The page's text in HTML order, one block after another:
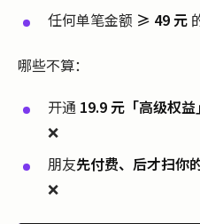
任何单笔金额 ≥ 49 元
哪些不算：
开通 19.9 元「高级权益
❌
朋友先付费、后才扫你
❌